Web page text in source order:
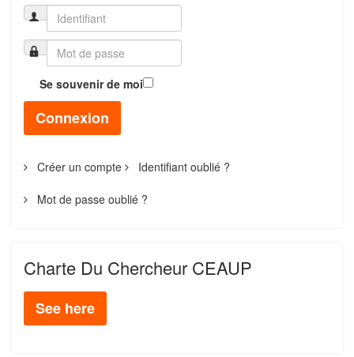
Se souvenir de moi
Connexion
Créer un compte Identifiant oublié ?
Mot de passe oublié ?
Charte Du Chercheur CEAUP
See here